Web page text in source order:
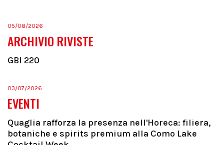
05/08/2026
ARCHIVIO RIVISTE
GBI 220
03/07/2026
EVENTI
Quaglia rafforza la presenza nell'Horeca: filiera,
botaniche e spirits premium alla Como Lake